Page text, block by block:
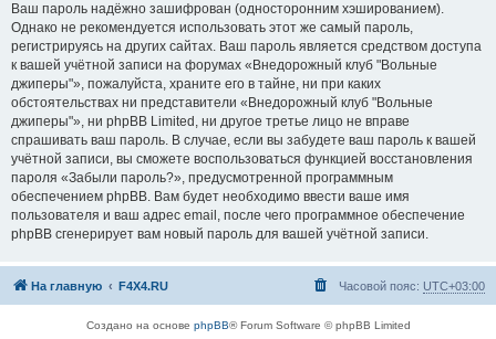
Ваш пароль надёжно зашифрован (односторонним хэшированием).
Однако не рекомендуется использовать этот же самый пароль,
регистрируясь на других сайтах. Ваш пароль является средством доступа
к вашей учётной записи на форумах «Внедорожный клуб "Вольные
джиперы"», пожалуйста, храните его в тайне, ни при каких
обстоятельствах ни представители «Внедорожный клуб "Вольные
джиперы"», ни phpBB Limited, ни другое третье лицо не вправе
спрашивать ваш пароль. В случае, если вы забудете ваш пароль к вашей
учётной записи, вы сможете воспользоваться функцией восстановления
пароля «Забыли пароль?», предусмотренной программным
обеспечением phpBB. Вам будет необходимо ввести ваше имя
пользователя и ваш адрес email, после чего программное обеспечение
phpBB сгенерирует вам новый пароль для вашей учётной записи.
На главную F4X4.RU Часовой пояс: UTC+03:00
Создано на основе phpBB® Forum Software © phpBB Limited